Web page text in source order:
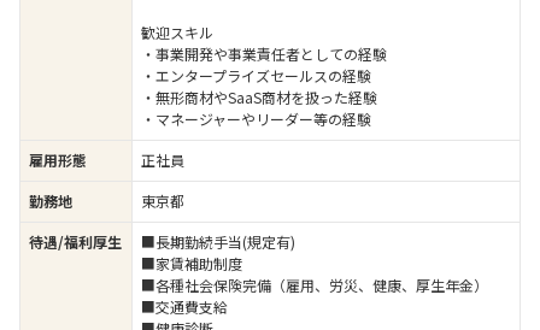
歓迎スキル
・事業開発や事業責任者としての経験
・エンタープライズセールスの経験
・無形商材やSaaS商材を扱った経験
・マネージャーやリーダー等の経験
雇用形態
正社員
勤務地
東京都
待遇/福利厚生
■長期勤続手当(規定有)
■家賃補助制度
■各種社会保険完備（雇用、労災、健康、厚生年金）
■交通費支給